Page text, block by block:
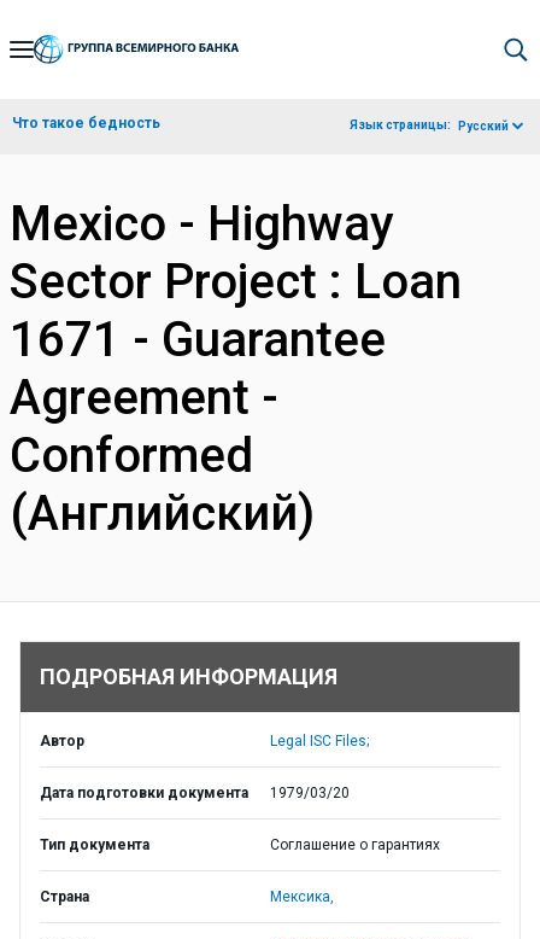
Skip
Navigation
Что такое бедность Язык страницы: Русский
Mexico - Highway
Sector Project : Loan
1671 - Guarantee
Agreement -
Conformed
(Английский)
ПОДРОБНАЯ ИНФОРМАЦИЯ
Автор Legal ISC Files;
Дата подготовки документа 1979/03/20
Тип документа Соглашение о гарантиях
Страна Мексика,